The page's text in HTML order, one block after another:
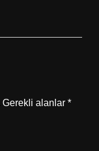
Gerekli alanlar *